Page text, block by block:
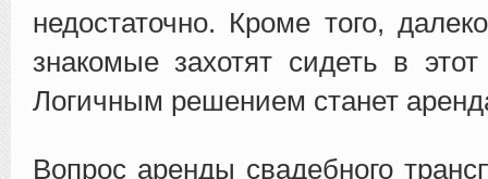
недостаточно. Кроме того,
знакомые захотят сидеть в
Логичным решением станет
Вопрос аренды свадебного